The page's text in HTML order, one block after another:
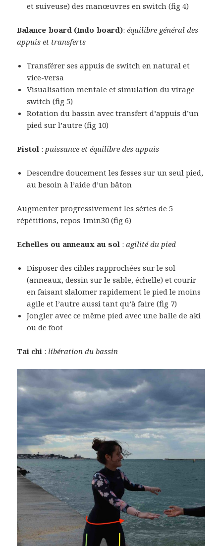
et suiveuse) des manœuvres en switch (fig 4)
Balance-board (Indo-board):équilibre général des
appuis et transferts
Transférer ses appuis de switch en natural et
vice-versa
Visualisation mentale et simulation du virage
switch (fig 5)
Rotation du bassin avec transfert d’appuis d’un
pied sur l’autre (fig 10)
Pistol : puissance et équilibre des appuis
Descendre doucement les fesses sur un seul pied,
au besoin à l’aide d’un bâton
Augmenter progressivement les séries de 5
répétitions, repos 1min30 (fig 6)
Echelles ou anneaux au sol :agilité du pied
Disposer des cibles rapprochées sur le sol
(anneaux, dessin sur le sable, échelle) et courir
en faisant slalomer rapidement le pied le moins
agile et l’autre aussi tant qu’à faire (fig 7)
Jongler avec ce même pied avec une balle de aki
ou de foot
Tai chi : libération du bassin